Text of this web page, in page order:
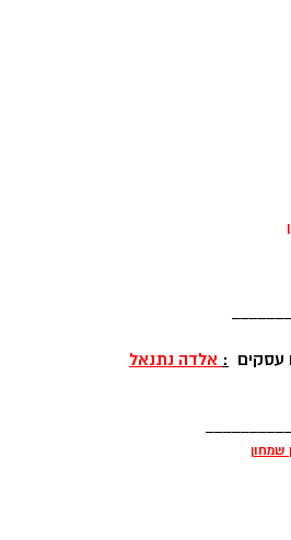
שוטרים שמסרו את נפשם
אחריותם, שיתפו מניסיונם
חשיבות עבודתם בשמירה על
היה ההתנסות
לבשו בני הנוער מדי משטרה,
משטרה והרגישו ליום
עסקים : אלדה נתנאל
שמחון